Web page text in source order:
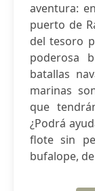
aventura:
puerto de
del tesoro
poderosa
batallas
marinas
que
¿Podrá
flote sin
bufalope,